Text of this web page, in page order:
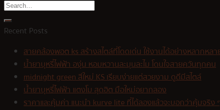
Recent Posts
สายคล้องพอต ks สร้างสไตล์ที่โดดเด่น ใช้งานได้อย่างหลากหลา
น้ำยาบุหรี่ไฟฟ้า องุ่น หอมหวานละมุนละไม โดนใจสายควันทุกคน
midnight green สีใหม่ KS เรียบง่ายแต่สวยงาม ดูดีมีสไตล์
น้ำยาบุหรี่ไฟฟ้า แตงโม สุดฮิต มือใหม่อยากลอง
ราคาและคุ้มค่า แนะนำ kurve lite ที่ได้ลองแล้วจะบอกว่าคุ้มจริง